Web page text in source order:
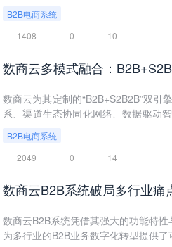
必须构建在先进的技术架构之上，才
B2B电商系统
1408
0 10
数商云为其定制的“B2B+S2B2B”双引
系、渠道生态协同化网络、数据驱动
+线下”一体化的新生态。
B2B电商系统
2049
0 14
数商云B2B系统凭借其强大的功能特
为多行业的B2B业务数字化转型提供了